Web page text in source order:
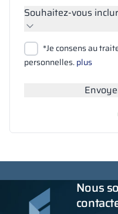
Souhaitez-vous
Joindre des fichiers
Rechercher
*Je consens au
personnelles.plus
Nous